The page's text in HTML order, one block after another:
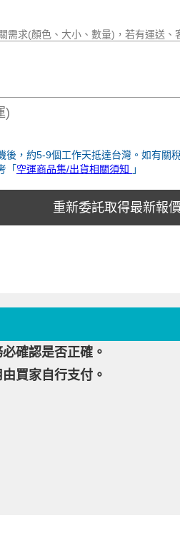
需求(顏色、大小、數量)，若有運送、
)
後，約5-9個工作天抵達台灣。如有關
「 空運商品集/出貨相關須知 」
重新委託取得最新報價
確認是否正確。
買家自行支付。